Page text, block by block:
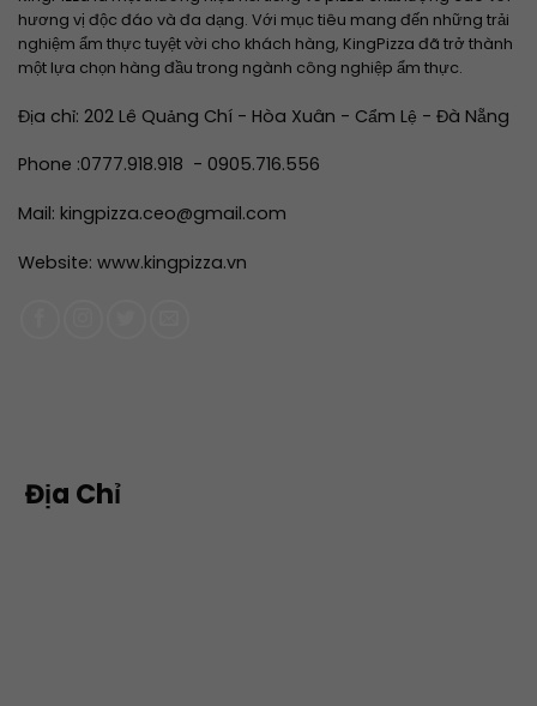
hương vị độc đáo và đa dạng. Với mục tiêu mang đến những trải
nghiệm ẩm thực tuyệt vời cho khách hàng, KingPizza đã trở thành
một lựa chọn hàng đầu trong ngành công nghiệp ẩm thực.
Địa chỉ: 202 Lê Quảng Chí - Hòa Xuân - Cẩm Lệ - Đà Nẵng
Phone :0777.918.918 - 0905.716.556
Mail: kingpizza.ceo@gmail.com
Website: www.kingpizza.vn
Địa Chỉ